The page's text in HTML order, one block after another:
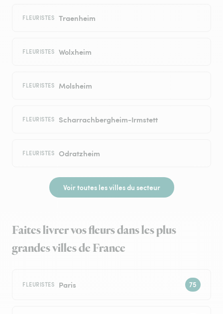
FLEURISTES Traenheim
FLEURISTES Wolxheim
FLEURISTES Molsheim
FLEURISTES Scharrachbergheim-Irmstett
FLEURISTES Odratzheim
Voir toutes les villes du secteur
Faites livrer vos fleurs dans les plus
grandes villes de France
FLEURISTES Paris